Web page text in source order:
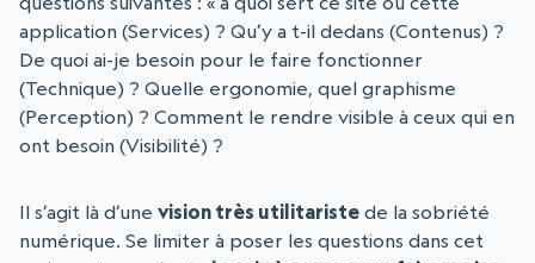
application (Services) ? Qu’y a t-il dedans (Contenus) ?
De quoi ai-je besoin pour le faire fonctionner
(Technique) ? Quelle ergonomie, quel graphisme
(Perception) ? Comment le rendre visible à ceux qui en
ont besoin (Visibilité) ?
Il s’agit là d’une vision très utilitariste de la sobriété
numérique. Se limiter à poser les questions dans cet